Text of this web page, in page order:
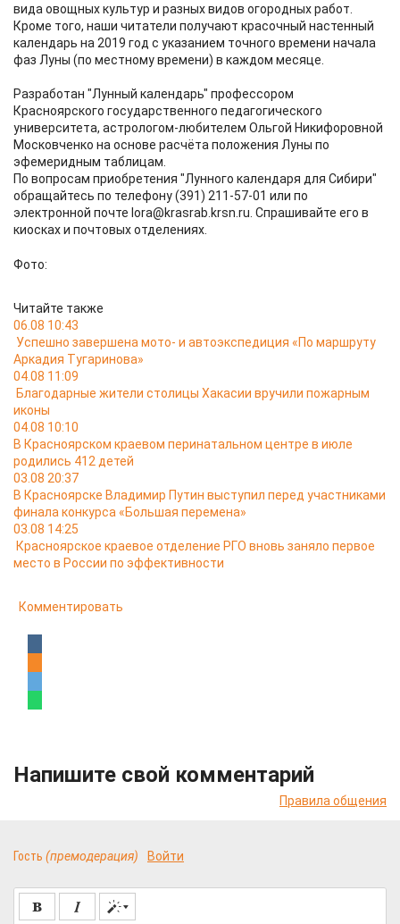
вида овощных культур и разных видов огородных работ.
Кроме того, наши читатели получают красочный настенный
календарь на 2019 год с указанием точного времени начала
фаз Луны (по местному времени) в каждом месяце.
Разработан "Лунный календарь" профессором
Красноярского государственного педагогического
университета, астрологом-любителем Ольгой Никифоровной
Московченко на основе расчёта положения Луны по
эфемеридным таблицам.
По вопросам приобретения "Лунного календаря для Сибири"
обращайтесь по телефону (391) 211-57-01 или по
электронной почте lora@krasrab.krsn.ru. Спрашивайте его в
киосках и почтовых отделениях.
Фото:
Читайте также
06.08 10:43
Успешно завершена мото- и автоэкспедиция «По маршруту
Аркадия Тугаринова»
04.08 11:09
Благодарные жители столицы Хакасии вручили пожарным
иконы
04.08 10:10
В Красноярском краевом перинатальном центре в июле
родились 412 детей
03.08 20:37
В Красноярске Владимир Путин выступил перед участниками
финала конкурса «Большая перемена»
03.08 14:25
Красноярское краевое отделение РГО вновь заняло первое
место в России по эффективности
Комментировать
Напишите свой комментарий
Правила общения
Гость (премодерация) Войти